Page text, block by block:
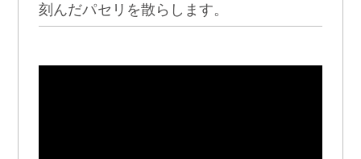
刻んだパセリを散らします。